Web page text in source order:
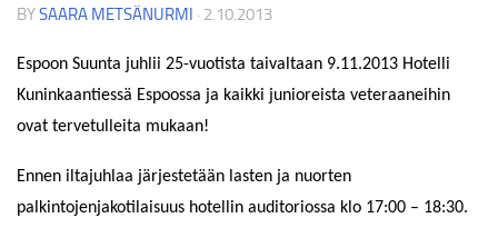
BYSAARA METSÄNURMI · 2.10.2013
Espoon Suunta juhlii 25-vuotista taivaltaan 9.11.2013 Hotelli
Kuninkaantiessä Espoossa ja kaikki junioreista veteraaneihin
ovat tervetulleita mukaan!
Ennen iltajuhlaa järjestetään lasten ja nuorten
palkintojenjakotilaisuus hotellin auditoriossa klo 17:00 – 18:30.